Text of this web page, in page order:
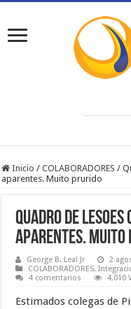
Inicio / COLABORADORES /
aparentes. Muito prurido
Quadro de
aparentes.
George B. Leal Jr
2
COLABORADORES,
4 comentarios
4,010
Estimados colegas de